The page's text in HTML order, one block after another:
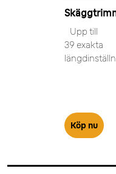
Upp till
39 exakta
Köp nu